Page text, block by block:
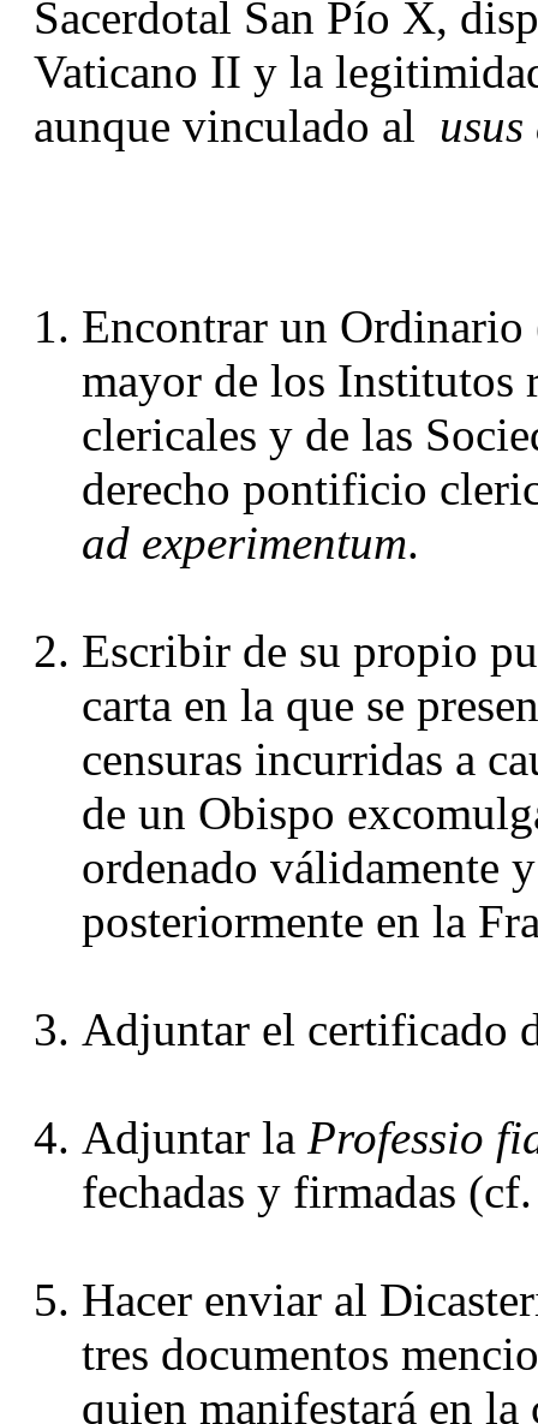
Sacerdotal San Pío X,
Vaticano II y la
aunque vinculado al
Encontrar un
mayor de los Institutos
clericales y de las
ad experimentum.
Escribir de su propio
carta en la que se
censuras incurridas a
de un Obispo
ordenado válidamente
posteriormente en la
Adjuntar el certificado
Adjuntar la Professio
fechadas y firmadas
Hacer enviar al
tres documentos
quien manifestará en la